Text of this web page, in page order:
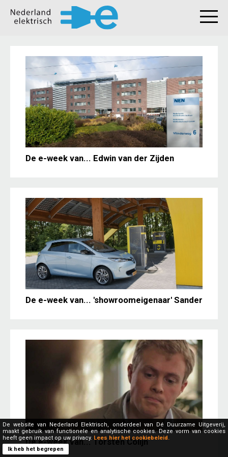
De e-week van... Edwin van der Zijden
De e-week van... 'showroomeigenaar' Sander
De e-week van... Torsten Colijn
De website van Nederland Elektrisch, onderdeel van Dé Duurzame Uitgeverij,
maakt gebruik van functionele en analytische cookies. Deze vorm van cookies
heeft geen impact op uw privacy. Lees hier het cookiebeleid.
Ik heb het begrepen